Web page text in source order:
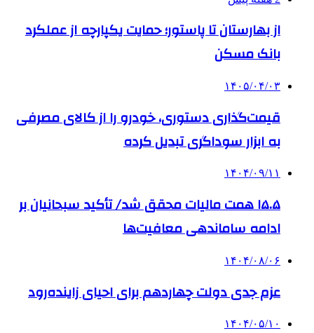
از بهارستان تا پاستور؛ حمایت یکپارچه از عملکرد
بانک مسکن
۱۴۰۵/۰۴/۰۳
قیمت‌گذاری دستوری، خودرو را از کالای مصرفی
به ابزار سوداگری تبدیل کرده
۱۴۰۴/۰۹/۱۱
۱۵.۵ همت مالیات محقق شد/ تأکید سبحانیان بر
ادامه ساماندهی معافیت‌ها
۱۴۰۴/۰۸/۰۶
عزم جدی دولت چهاردهم برای احیای زاینده‌رود
۱۴۰۴/۰۵/۱۰